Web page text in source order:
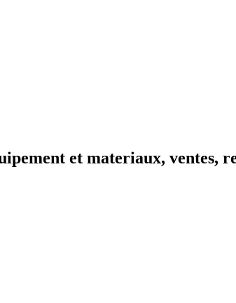
et materiaux, ventes,